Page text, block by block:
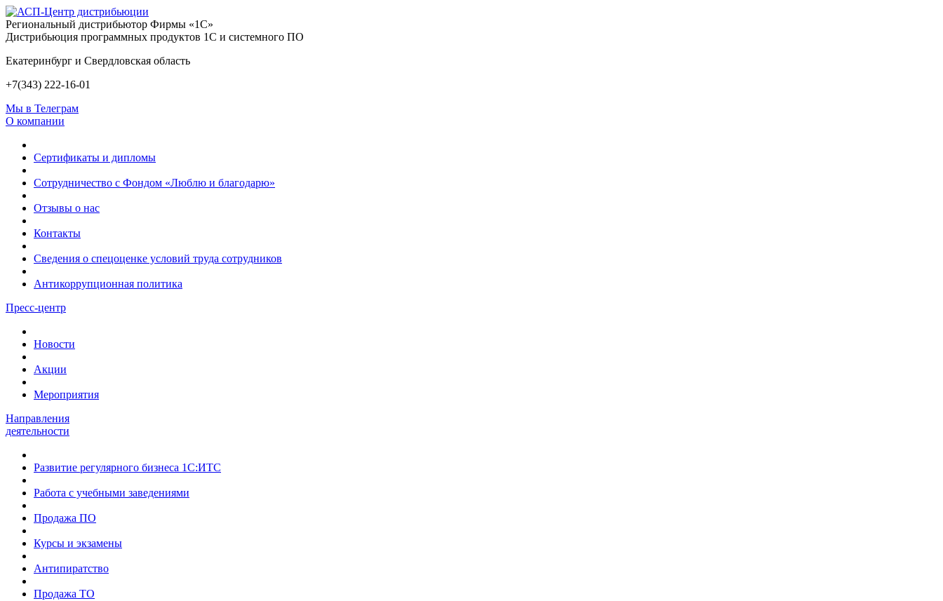
Региональный дистрибьютор Фирмы «1С»
Дистрибьюция программных продуктов 1С и системного ПО
Екатеринбург и Свердловская область
+7(343) 222-16-01
Мы в Телеграм
О компании
Сертификаты и дипломы
Сотрудничество с Фондом «Люблю и благодарю»
Отзывы о нас
Контакты
Сведения о спецоценке условий труда сотрудников
Антикоррупционная политика
Пресс-центр
Новости
Акции
Мероприятия
Направления
деятельности
Развитие регулярного бизнеса 1С:ИТС
Работа с учебными заведениями
Продажа ПО
Курсы и экзамены
Антипиратство
Продажа ТО